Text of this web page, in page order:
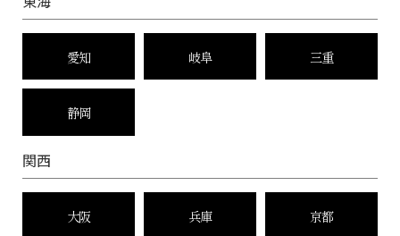
愛知 岐阜 三重
静岡
関西
大阪 兵庫 京都